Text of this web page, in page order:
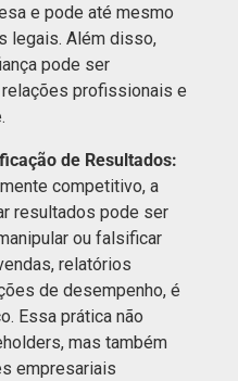
e pode até mesmo
legais. Além disso,
pode ser
profissionais e
de Resultados:
competitivo, a
resultados pode ser
ou falsificar
relatórios
de desempenho, é
Essa prática não
mas também
empresariais